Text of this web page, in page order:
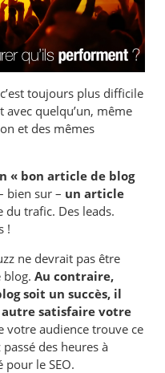
toujours plus difficile
avec quelqu’un, même
et des mêmes
« bon article de blog
bien sur – un article
du trafic. Des leads.
!
ne devrait pas être
blog.Au contraire,
soit un succès, il
autre satisfaire votre
votre audience trouve ce
des heures à
le SEO.